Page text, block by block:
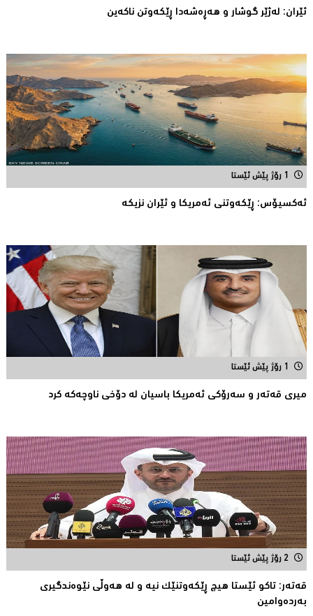
ئێران: له‌ژێر گوشار و هەڕەشەدا ڕێکەوتن ناکەین
1 رۆژ پێش ئێستا
ئه‌كسیۆس: ڕێكه‌وتنی ئه‌مریكا و ئێران نزیكه‌
1 رۆژ پێش ئێستا
میری قه‌ته‌ر و سه‌رۆكی ئه‌مریكا باسیان له‌ دۆخی ناوچه‌كه‌ كرد
2 رۆژ پێش ئێستا
قەتەر: تاکو ئێستا هیچ ڕێکەوتنێک نیە و لە هەوڵى نێوەندگیرى
بەردەوامین